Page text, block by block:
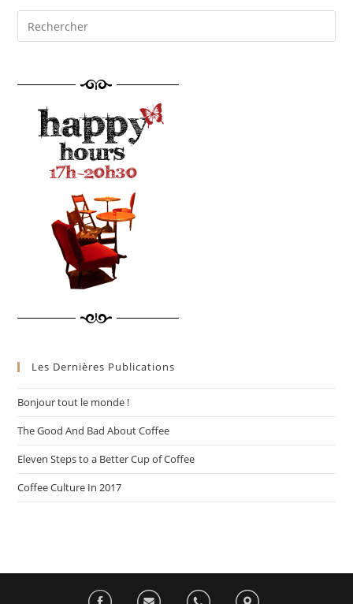
Les Dernières Publications
Bonjour tout le monde !
The Good And Bad About Coffee
Eleven Steps to a Better Cup of Coffee
Coffee Culture In 2017